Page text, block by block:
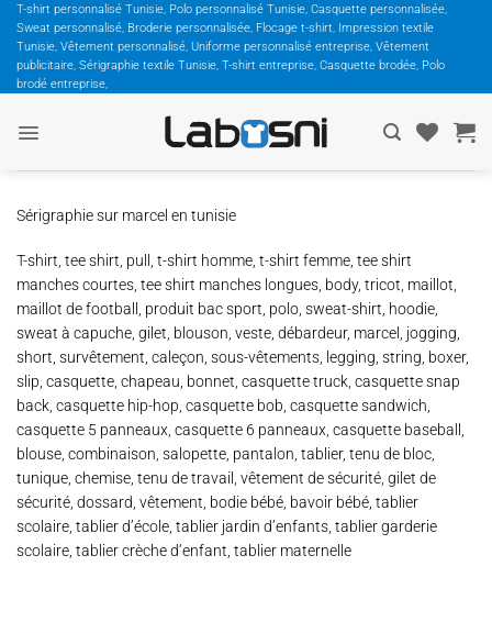
Passer
contenu
T-shirt personnalisé Tunisie, Polo personnalisé Tunisie, Casquette personnalisée,
Sweat personnalisé, Broderie personnalisée, Flocage t-shirt, Impression textile
Tunisie, Vêtement personnalisé, Uniforme personnalisé entreprise, Vêtement
publicitaire, Sérigraphie textile Tunisie, T-shirt entreprise, Casquette brodée, Polo
brodé entreprise,
Sérigraphie sur marcel en tunisie
T-shirt, tee shirt, pull, t-shirt homme, t-shirt femme, tee shirt
manches courtes, tee shirt manches longues, body, tricot, maillot,
maillot de football, produit bac sport, polo, sweat-shirt, hoodie,
sweat à capuche, gilet, blouson, veste, débardeur, marcel, jogging,
short, survêtement, caleçon, sous-vêtements, legging, string, boxer,
slip, casquette, chapeau, bonnet, casquette truck, casquette snap
back, casquette hip-hop, casquette bob, casquette sandwich,
casquette 5 panneaux, casquette 6 panneaux, casquette baseball,
blouse, combinaison, salopette, pantalon, tablier, tenu de bloc,
tunique, chemise, tenu de travail, vêtement de sécurité, gilet de
sécurité, dossard, vêtement, bodie bébé, bavoir bébé, tablier
scolaire, tablier d’école, tablier jardin d’enfants, tablier garderie
scolaire, tablier crèche d’enfant, tablier maternelle